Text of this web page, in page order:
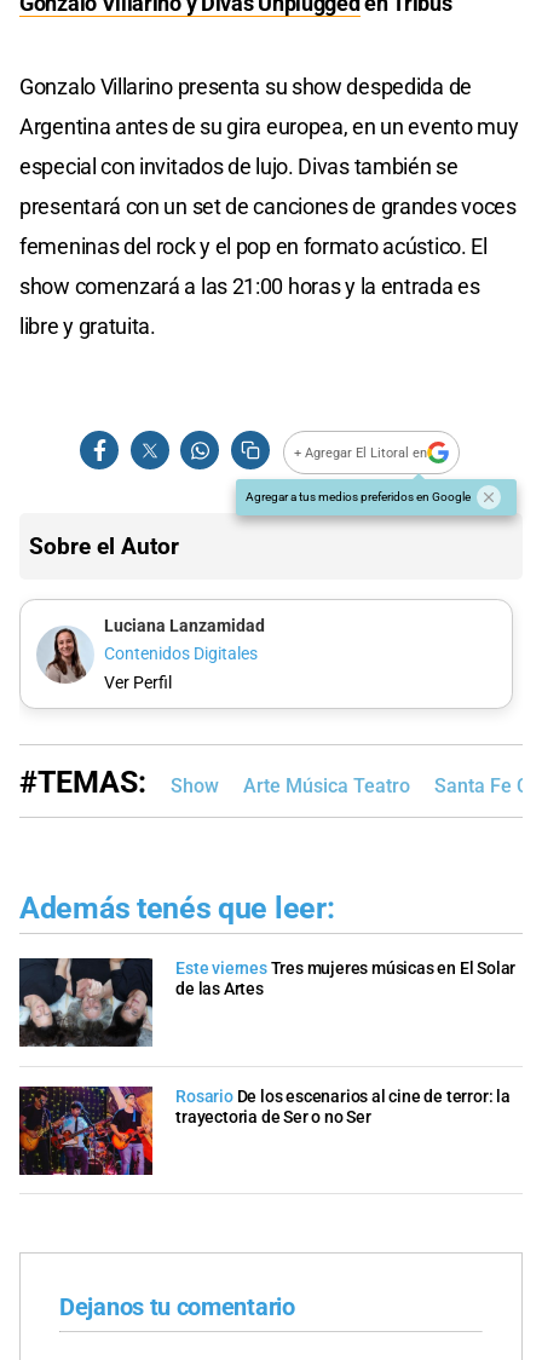
Gonzalo Villarino presenta su show despedida de
Argentina antes de su gira europea, en un evento muy
especial con invitados de lujo. Divas también se
presentará con un set de canciones de grandes voces
femeninas del rock y el pop en formato acústico. El
show comenzará a las 21:00 horas y la entrada es
libre y gratuita.
+ Agregar El Litoral en
Agregar a tus medios preferidos en Google
Sobre el Autor
Luciana Lanzamidad
Contenidos Digitales
Ver Perfil
#TEMAS: Show Arte Música Teatro Santa Fe
Además tenés que leer:
Este viernesTres mujeres músicas en El Solar
de las Artes
Rosario De los escenarios al cine de terror: la
trayectoria de Ser o no Ser
Dejanos tu comentario